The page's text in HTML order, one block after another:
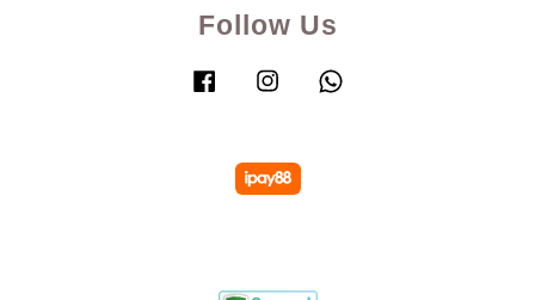
Follow Us
Facebook Instagram